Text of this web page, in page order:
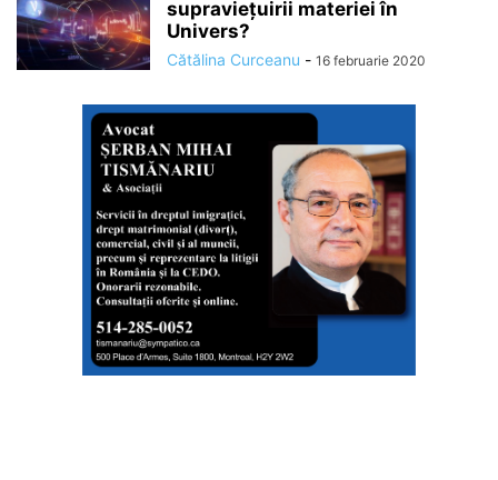
supraviețuirii materiei în
Univers?
Cătălina Curceanu - 16 februarie 2020